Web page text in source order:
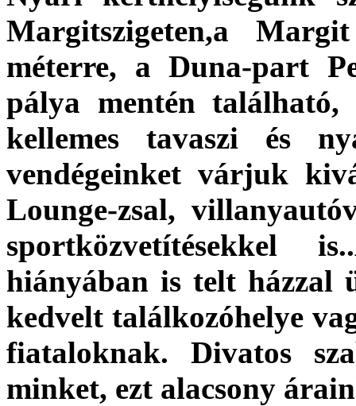
Margitszigeten,a
méterre, a Duna-part
pálya mentén
kellemes tavaszi és
vendégeinket várjuk
Lounge-zsal,
sportközvetítésekkel
hiányában is telt házzal
kedvelt találkozóhelye
fiataloknak. Divatos
minket, ezt alacsony